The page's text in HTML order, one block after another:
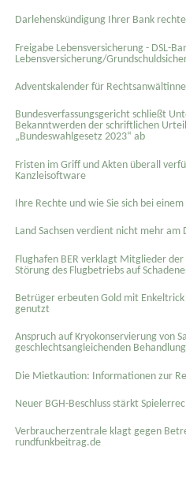
Darlehenskündigung Ihrer Bank
Freigabe Lebensversicherung - DSL-
Lebensversicherung/
Adventskalender für
Bundesverfassungsgericht schließt
Bekanntwerden der schriftlichen
„Bundeswahlgesetz 2023“ ab
Fristen im Griff und Akten überall
Kanzleisoftware
Ihre Rechte und wie Sie sich bei
Land Sachsen verdient nicht mehr am
Flughafen BER verklagt Mitglieder
Störung des Flugbetriebs auf
Betrüger erbeuten Gold mit
genutzt
Anspruch auf Kryokonservierung von
geschlechtsangleichenden
Die Mietkaution: Informationen zur
Neuer BGH-Beschluss stärkt
Verbraucherzentrale klagt gegen
rundfunkbeitrag.de